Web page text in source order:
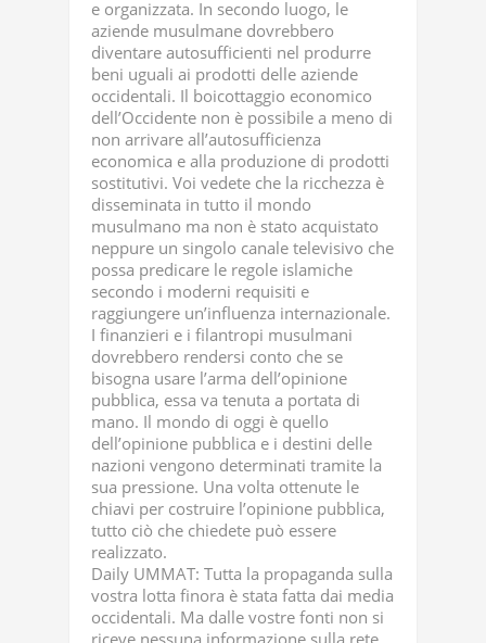
e organizzata. In secondo luogo, le
aziende musulmane dovrebbero
diventare autosufficienti nel produrre
beni uguali ai prodotti delle aziende
occidentali. Il boicottaggio economico
dell’Occidente non è possibile a meno di
non arrivare all’autosufficienza
economica e alla produzione di prodotti
sostitutivi. Voi vedete che la ricchezza è
disseminata in tutto il mondo
musulmano ma non è stato acquistato
neppure un singolo canale televisivo che
possa predicare le regole islamiche
secondo i moderni requisiti e
raggiungere un’influenza internazionale.
I finanzieri e i filantropi musulmani
dovrebbero rendersi conto che se
bisogna usare l’arma dell’opinione
pubblica, essa va tenuta a portata di
mano. Il mondo di oggi è quello
dell’opinione pubblica e i destini delle
nazioni vengono determinati tramite la
sua pressione. Una volta ottenute le
chiavi per costruire l’opinione pubblica,
tutto ciò che chiedete può essere
realizzato.
Daily UMMAT: Tutta la propaganda sulla
vostra lotta finora è stata fatta dai media
occidentali. Ma dalle vostre fonti non si
riceve nessuna informazione sulla rete